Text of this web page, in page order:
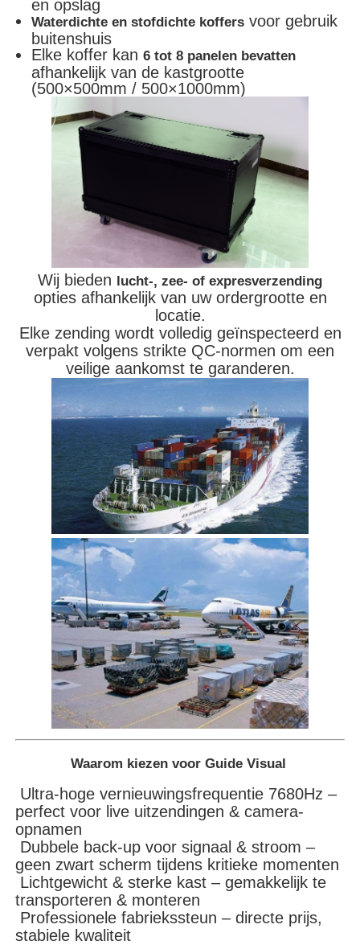
en opslag
Waterdichte en stofdichte koffers voor gebruik
buitenshuis
Elke koffer kan6 tot 8 panelen bevatten
afhankelijk van de kastgrootte
(500×500mm / 500×1000mm)
Wij bieden lucht-, zee- of expresverzending
opties afhankelijk van uw ordergrootte en
locatie.
Elke zending wordt volledig geïnspecteerd en
verpakt volgens strikte QC-normen om een
veilige aankomst te garanderen.
Waarom kiezen voor Guide Visual
Ultra-hoge vernieuwingsfrequentie 7680Hz –
perfect voor live uitzendingen & camera-
opnamen
Dubbele back-up voor signaal & stroom –
geen zwart scherm tijdens kritieke momenten
Lichtgewicht & sterke kast – gemakkelijk te
transporteren & monteren
Professionele fabriekssteun – directe prijs,
stabiele kwaliteit